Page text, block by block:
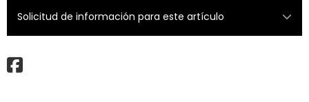
Solicitud de información para este artículo